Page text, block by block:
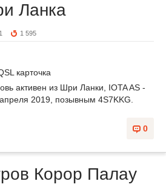
Ланка
1 595
активен из Шри Ланки, IOTA AS -
2019, позывным 4S7KKG.
0
Корор Палау